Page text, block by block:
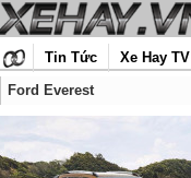
Tin Tức Xe Hay TV
Ford Everest